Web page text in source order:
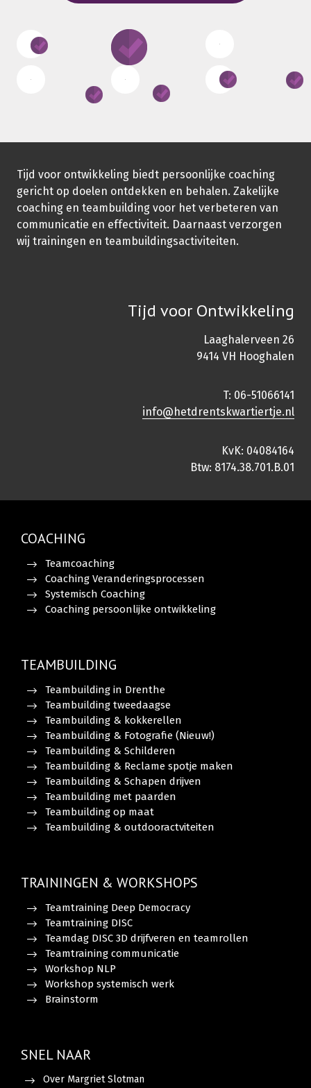
Tijd voor ontwikkeling biedt persoonlijke coaching
gericht op doelen ontdekken en behalen. Zakelijke
coaching en teambuilding voor het verbeteren van
communicatie en effectiviteit. Daarnaast verzorgen
wij trainingen en teambuildingsactiviteiten.
Tijd voor Ontwikkeling
Laaghalerveen 26
9414 VH Hooghalen
T: 06-51066141
info@hetdrentskwartiertje.nl
KvK: 04084164
Btw: 8174.38.701.B.01
COACHING
Teamcoaching
Coaching Veranderingsprocessen
Systemisch Coaching
Coaching persoonlijke ontwikkeling
TEAMBUILDING
Teambuilding in Drenthe
Teambuilding tweedaagse
Teambuilding & kokkerellen
Teambuilding & Fotografie (Nieuw!)
Teambuilding & Schilderen
Teambuilding & Reclame spotje maken
Teambuilding & Schapen drijven
Teambuilding met paarden
Teambuilding op maat
Teambuilding & outdooractviteiten
TRAININGEN & WORKSHOPS
Teamtraining Deep Democracy
Teamtraining DISC
Teamdag DISC 3D drijfveren en teamrollen
Teamtraining communicatie
Workshop NLP
Workshop systemisch werk
Brainstorm
SNEL NAAR
Over Margriet Slotman